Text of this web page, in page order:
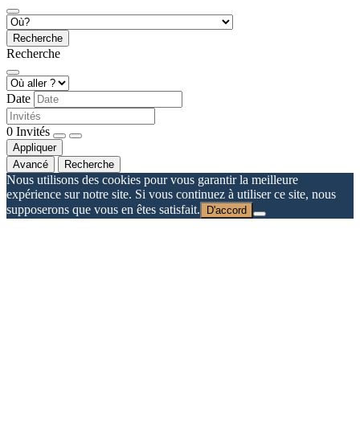
Recherche
Recherche
Date
0 Invités
Appliquer
Avancé
Recherche
Nous utilisons des cookies pour vous garantir la meilleure
expérience sur notre site. Si vous continuez à utiliser ce site, nous
supposerons que vous en êtes satisfait.
D'accord